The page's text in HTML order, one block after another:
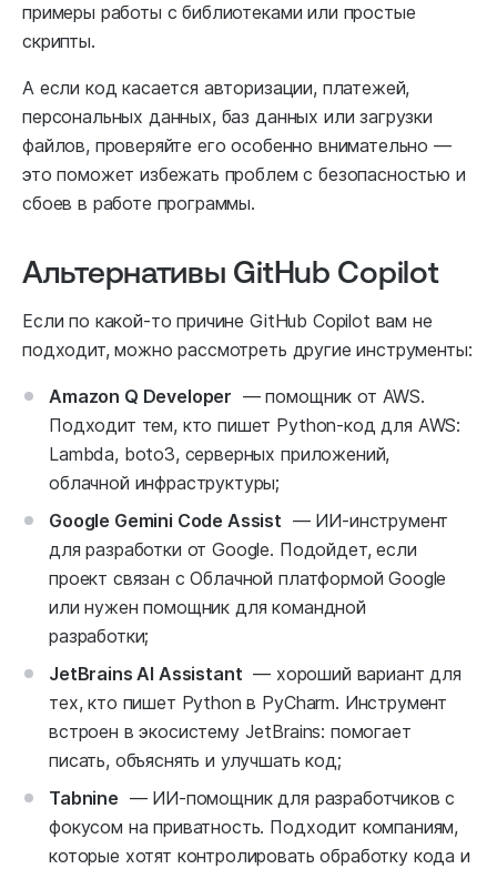
примеры работы с библиотеками или простые
скрипты.
А если код касается авторизации, платежей,
персональных данных, баз данных или загрузки
файлов, проверяйте его особенно внимательно —
это поможет избежать проблем с безопасностью и
сбоев в работе программы.
Альтернативы GitHub Copilot
Если по какой-то причине GitHub Copilot вам не
подходит, можно рассмотреть другие инструменты:
Amazon Q Developer — помощник от AWS.
Подходит тем, кто пишет Python-код для AWS:
Lambda, boto3, серверных приложений,
облачной инфраструктуры;
Google Gemini Code Assist — ИИ-инструмент
для разработки от Google. Подойдет, если
проект связан с Облачной платформой Google
или нужен помощник для командной
разработки;
JetBrains AI Assistant — хороший вариант для
тех, кто пишет Python в PyCharm. Инструмент
встроен в экосистему JetBrains: помогает
писать, объяснять и улучшать код;
Tabnine — ИИ‑помощник для разработчиков с
фокусом на приватность. Подходит компаниям,
которые хотят контролировать обработку кода и